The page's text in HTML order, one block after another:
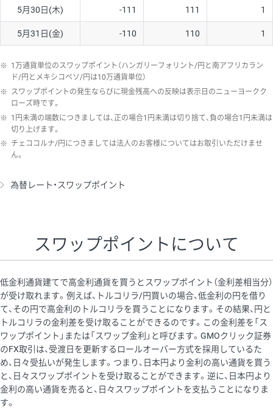
5月30日(木) -111 111 1
5月31日(金) -110 110 1
※ 1万通貨単位のスワップポイント（ハンガリーフォリント/円と南アフリカラン
ド/円とメキシコペソ/円は10万通貨単位）
※ スワップポイントの発生ならびに現金残高への反映は表示日のニューヨークク
ローズ時です。
※ 1円未満の端数につきましては、正の場合1円未満は切り捨て、負の場合1円未満は
切り上げます。
※ チェココルナ/円につきましては法人のお客様についてはお取引いただけませ
ん。
為替レート・スワップポイント
スワップポイントについて
低金利通貨建てで高金利通貨を買うとスワップポイント（金利差相当分）
が受け取れます。例えば、トルコリラ/円買いの場合、低金利の円を借り
て、その円で高金利のトルコリラを買うことになります。その結果、円と
トルコリラの金利差を受け取ることができるのです。この金利差を「ス
ワップポイント」または「スワップ金利」と呼びます。GMOクリック証券
のFX取引は、受渡日を更新するロールオーバー方式を採用しているた
め、日々受払いが発生します。つまり、日本円より金利の高い通貨を買う
と、日々スワップポイントを受け取ることができます。逆に、日本円より
金利の高い通貨を売ると、日々スワップポイントを支払うことになりま
す。